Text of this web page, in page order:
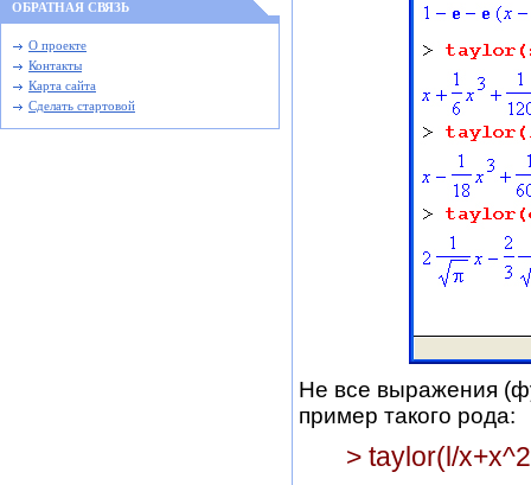
ОБРАТНАЯ СВЯЗЬ
О проекте
Контакты
Карта сайта
Сделать стартовой
Не все выражения
пример такого рода:
> taylor(l/